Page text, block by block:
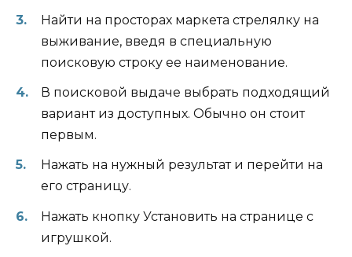
Найти на просторах маркета стрелялку на
выживание, введя в специальную
поисковую строку ее наименование.
В поисковой выдаче выбрать подходящий
вариант из доступных. Обычно он стоит
первым.
Нажать на нужный результат и перейти на
его страницу.
Нажать кнопку Установить на странице с
игрушкой.